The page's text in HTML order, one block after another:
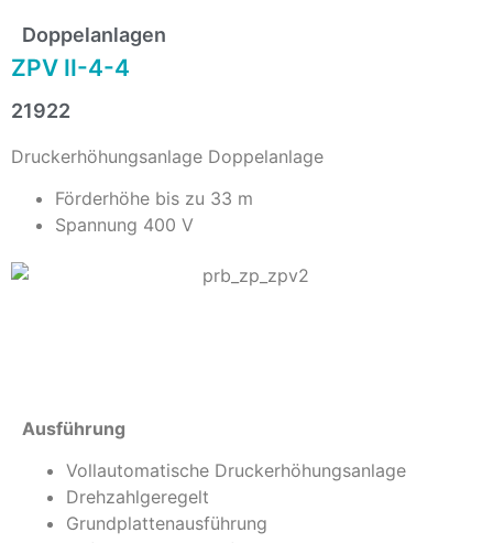
Doppelanlagen
ZPV II-4-4
21922
Druckerhöhungsanlage Doppelanlage
Förderhöhe bis zu 33 m
Spannung 400 V
Ausführung
Vollautomatische Druckerhöhungsanlage
Drehzahlgeregelt
Grundplattenausführung